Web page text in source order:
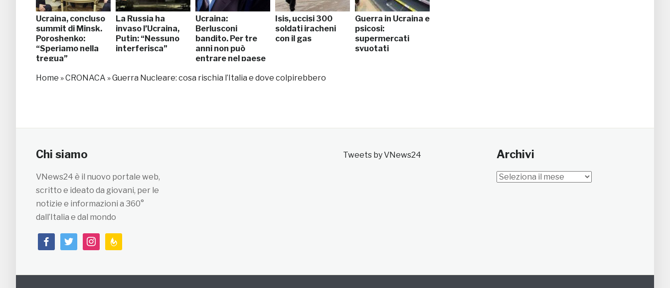
Ucraina, concluso
summit di Minsk.
Poroshenko:
“Speriamo nella
tregua”
La Russia ha
invaso l’Ucraina,
Putin: “Nessuno
interferisca”
Ucraina:
Berlusconi
bandito. Per tre
anni non può
entrare nel paese
Isis, uccisi 300
soldati iracheni
con il gas
Guerra in Ucraina e
psicosi:
supermercati
svuotati
Home »CRONACA »Guerra Nucleare: cosa rischia l’Italia e dove colpirebbero
Chi siamo
VNews24 è il nuovo portale web,
scritto e ideato da giovani, per le
notizie e informazioni a 360°
dall’Italia e dal mondo
facebooktwitterinstagramfeedburner
Tweets by VNews24 Archivi
Archivi